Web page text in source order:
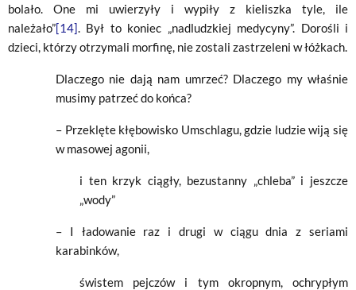
bolało. One mi uwierzyły i wypiły z kieliszka tyle, ile
należało”[14]. Był to koniec „nadludzkiej medycyny”. Dorośli i
dzieci, którzy otrzymali morfinę, nie zostali zastrzeleni w łóżkach.
Dlaczego nie dają nam umrzeć? Dlaczego my właśnie
musimy patrzeć do końca?
– Przeklęte kłębowisko Umschlagu, gdzie ludzie wiją się
w masowej agonii,
i ten krzyk ciągły, bezustanny „chleba” i jeszcze
„wody”
– I ładowanie raz i drugi w ciągu dnia z seriami
karabinków,
świstem pejczów i tym okropnym, ochrypłym